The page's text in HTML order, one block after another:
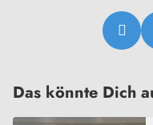
Das könnte Dich